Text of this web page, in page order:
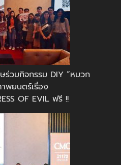
ร่วมกิจกรรม DIY “หมวก
พยนตร์เรื่อง
OF EVIL ฟรี !!